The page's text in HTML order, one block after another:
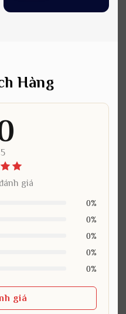
Hàng
giá
0%
0%
0%
0%
0%
giá